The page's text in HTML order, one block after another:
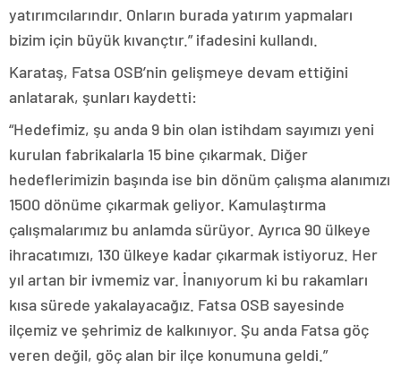
yatırımcılarındır. Onların burada yatırım yapmaları
bizim için büyük kıvançtır.” ifadesini kullandı.
Karataş, Fatsa OSB’nin gelişmeye devam ettiğini
anlatarak, şunları kaydetti:
“Hedefimiz, şu anda 9 bin olan istihdam sayımızı yeni
kurulan fabrikalarla 15 bine çıkarmak. Diğer
hedeflerimizin başında ise bin dönüm çalışma alanımızı
1500 dönüme çıkarmak geliyor. Kamulaştırma
çalışmalarımız bu anlamda sürüyor. Ayrıca 90 ülkeye
ihracatımızı, 130 ülkeye kadar çıkarmak istiyoruz. Her
yıl artan bir ivmemiz var. İnanıyorum ki bu rakamları
kısa sürede yakalayacağız. Fatsa OSB sayesinde
ilçemiz ve şehrimiz de kalkınıyor. Şu anda Fatsa göç
veren değil, göç alan bir ilçe konumuna geldi.”